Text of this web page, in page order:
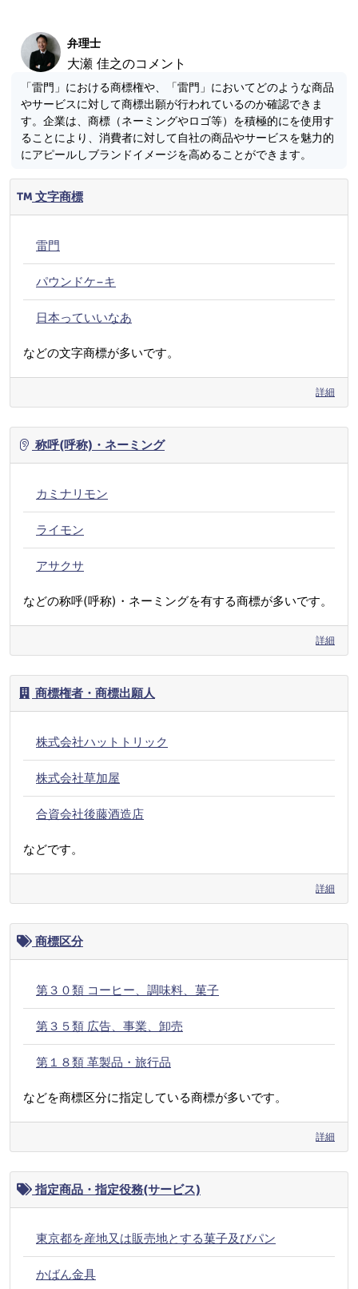
弁理士
大瀬 佳之のコメント
「雷門」における商標権や、「雷門」においてどのような商品
やサービスに対して商標出願が行われているのか確認できま
す。企業は、商標（ネーミングやロゴ等）を積極的にを使用す
ることにより、消費者に対して自社の商品やサービスを魅力的
にアピールしブランドイメージを高めることができます。
文字商標
雷門
パウンドケ−キ
日本っていいなあ
などの文字商標が多いです。
詳細
称呼(呼称)・ネーミング
カミナリモン
ライモン
アサクサ
などの称呼(呼称)・ネーミングを有する商標が多いです。
詳細
商標権者・商標出願人
株式会社ハットトリック
株式会社草加屋
合資会社後藤酒造店
などです。
詳細
商標区分
第３０類 コーヒー、調味料、菓子
第３５類 広告、事業、卸売
第１８類 革製品・旅行品
などを商標区分に指定している商標が多いです。
詳細
指定商品・指定役務(サービス)
東京都を産地又は販売地とする菓子及びパン
かばん金具